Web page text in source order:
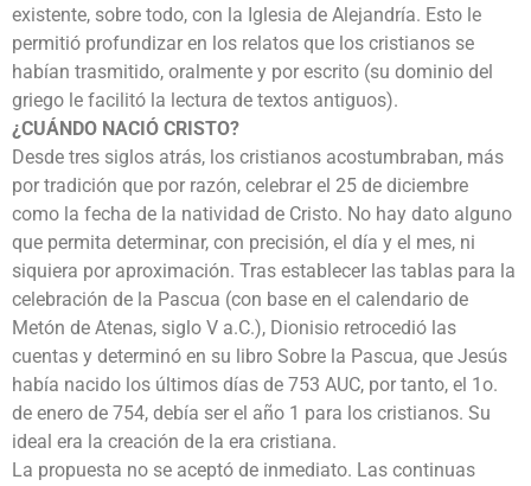
existente, sobre todo, con la Iglesia de Alejandría. Esto le
permitió profundizar en los relatos que los cristianos se
habían trasmitido, oralmente y por escrito (su dominio del
griego le facilitó la lectura de textos antiguos).
¿CUÁNDO NACIÓ CRISTO?
Desde tres siglos atrás, los cristianos acostumbraban, más
por tradición que por razón, celebrar el 25 de diciembre
como la fecha de la natividad de Cristo. No hay dato alguno
que permita determinar, con precisión, el día y el mes, ni
siquiera por aproximación. Tras establecer las tablas para la
celebración de la Pascua (con base en el calendario de
Metón de Atenas, siglo V a.C.), Dionisio retrocedió las
cuentas y determinó en su libro Sobre la Pascua, que Jesús
había nacido los últimos días de 753 AUC, por tanto, el 1o.
de enero de 754, debía ser el año 1 para los cristianos. Su
ideal era la creación de la era cristiana.
La propuesta no se aceptó de inmediato. Las continuas